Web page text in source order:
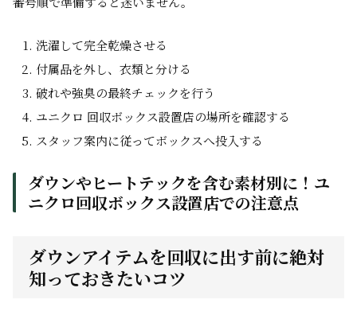
洗濯して完全乾燥させる
付属品を外し、衣類と分ける
破れや強臭の最終チェックを行う
ユニクロ 回収ボックス設置店の場所を確認する
スタッフ案内に従ってボックスへ投入する
ダウンやヒートテックを含む素材別に！ユ
ニクロ回収ボックス設置店での注意点
ダウンアイテムを回収に出す前に絶対
知っておきたいコツ